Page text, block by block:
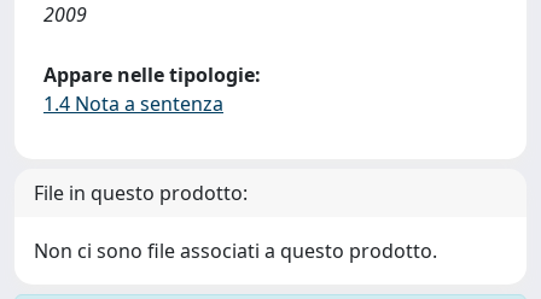
2009
Appare nelle tipologie:
1.4 Nota a sentenza
File in questo prodotto:
Non ci sono file associati a questo prodotto.